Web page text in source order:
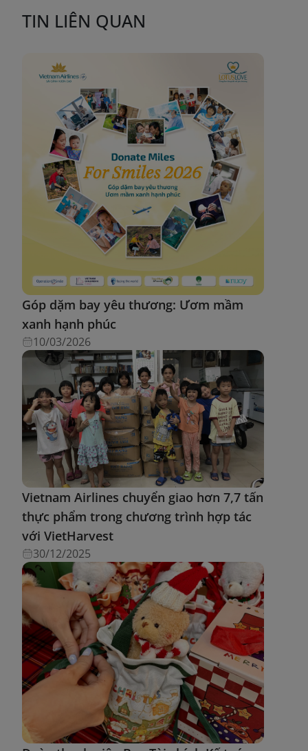
TIN LIÊN QUAN
Góp dặm bay yêu thương: Ươm mầm
xanh hạnh phúc
10/03/2026
Vietnam Airlines chuyển giao hơn 7,7 tấn
thực phẩm trong chương trình hợp tác
với VietHarvest
30/12/2025